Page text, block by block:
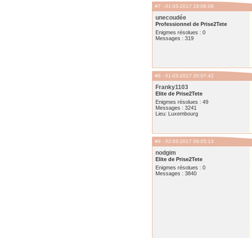
#7 - 01-03-2017 19:06:06
unecoudée
Professionnel de Prise2Tete
Enigmes résolues : 0
Messages : 319
#8 - 01-03-2017 20:07:42
Franky1103
Elite de Prise2Tete
Enigmes résolues : 49
Messages : 3241
Lieu: Luxembourg
#9 - 02-03-2017 09:05:13
nodgim
Elite de Prise2Tete
Enigmes résolues : 0
Messages : 3840